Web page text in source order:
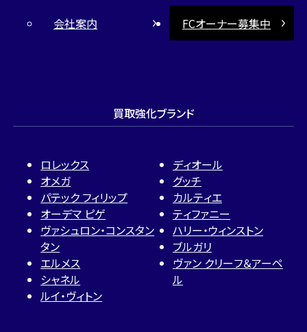
会社案内
FCオーナー募集中
買取強化ブランド
ロレックス
オメガ
パテック フィリップ
オーデマ ピゲ
ヴァシュロン・コンスタン
タン
エルメス
シャネル
ルイ・ヴィトン
ディオール
グッチ
カルティエ
ティファニー
ハリー・ウィンストン
ブルガリ
ヴァン クリーフ＆アーペ
ル